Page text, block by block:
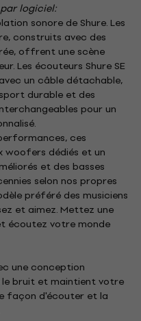
logiciel:
sonore de Shure. Les
construits avec des
offrent une scène
Les écouteurs Shure SE
un câble détachable,
durable et des
pour un
ces
woofers dédiés et un
et des basses
selon nos propres
préféré des musiciens
et aimez. Mettez une
écoutez votre monde
une conception
le bruit et maintient votre
façon d'écouter et la